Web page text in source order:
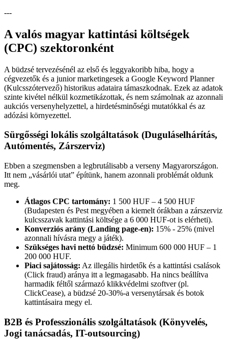
---
A valós magyar kattintási költségek
(CPC) szektoronként
A büdzsé tervezésénél az első és leggyakoribb hiba, hogy a
cégvezetők és a junior marketingesek a Google Keyword Planner
(Kulcsszótervező) historikus adataira támaszkodnak. Ezek az adatok
szinte kivétel nélkül kozmetikázottak, és nem számolnak az azonnali
aukciós versenyhelyzettel, a hirdetésminőségi mutatókkal és az
adózási környezettel.
Sürgősségi lokális szolgáltatások (Duguláselhárítás,
Autómentés, Zárszerviz)
Ebben a szegmensben a legbrutálisabb a verseny Magyarországon.
Itt nem „vásárlói utat” építünk, hanem azonnali problémát oldunk
meg.
Átlagos CPC tartomány: 1 500 HUF – 4 500 HUF
(Budapesten és Pest megyében a kiemelt órákban a zárszerviz
kulcsszavak kattintási költsége a 6 000 HUF-ot is elérheti).
Konverziós arány (Landing page-en): 15% - 25% (mivel
azonnali hívásra megy a játék).
Szükséges havi nettó büdzsé: Minimum 600 000 HUF – 1
200 000 HUF.
Piaci sajátosság: Az illegális hirdetők és a kattintási csalások
(Click fraud) aránya itt a legmagasabb. Ha nincs beállítva
harmadik féltől származó klikkvédelmi szoftver (pl.
ClickCease), a büdzsé 20-30%-a versenytársak és botok
kattintásaira megy el.
B2B és Professzionális szolgáltatások (Könyvelés,
Jogi tanácsadás, IT-outsourcing)